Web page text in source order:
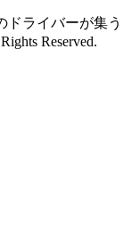
ドライバーが集う
Reserved.